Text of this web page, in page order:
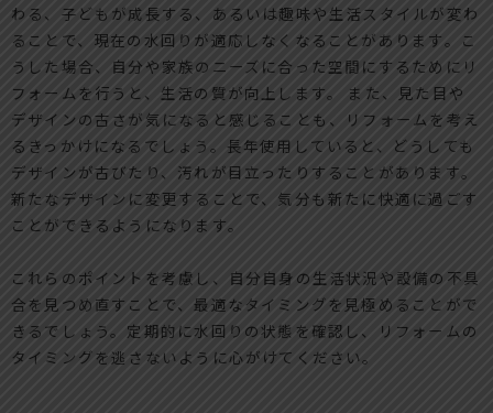
わる、子どもが成長する、あるいは趣味や生活スタイルが変わ
ることで、現在の水回りが適応しなくなることがあります。こ
うした場合、自分や家族のニーズに合った空間にするためにリ
フォームを行うと、生活の質が向上します。 また、見た目や
デザインの古さが気になると感じることも、リフォームを考え
るきっかけになるでしょう。長年使用していると、どうしても
デザインが古びたり、汚れが目立ったりすることがあります。
新たなデザインに変更することで、気分も新たに快適に過ごす
ことができるようになります。
これらのポイントを考慮し、自分自身の生活状況や設備の不具
合を見つめ直すことで、最適なタイミングを見極めることがで
きるでしょう。定期的に水回りの状態を確認し、リフォームの
タイミングを逃さないように心がけてください。